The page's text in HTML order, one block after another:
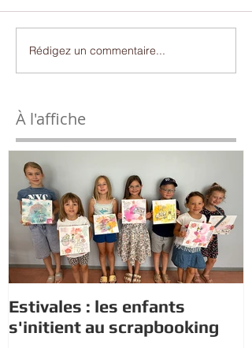
Rédigez un commentaire...
À l'affiche
Estivales : les enfants
s'initient au scrapbooking